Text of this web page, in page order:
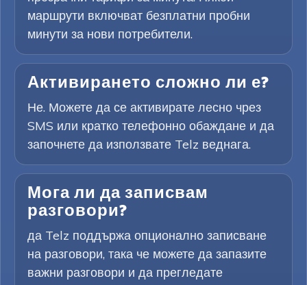
маршрути включват безплатни пробни
минути за нови потребители.
Активирането сложно ли е?
Не. Можете да се активирате лесно чрез
SMS или кратко телефонно обаждане и да
започнете да използвате Telz веднага.
Мога ли да записвам
разговори?
да Telz поддържа опционално записване
на разговори, така че можете да запазите
важни разговори и да прегледате